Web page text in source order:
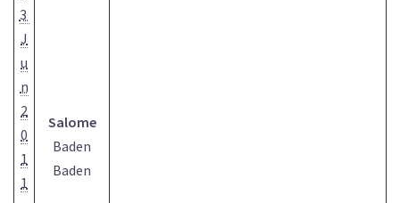
3
J
u
n
2
0
1
1
Salome
Baden
Baden